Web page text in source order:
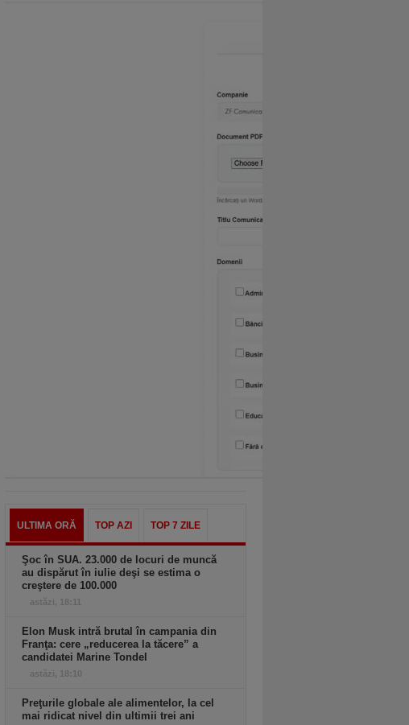
ULTIMA ORĂ TOP AZI TOP 7 ZILE
Şoc în SUA. 23.000 de locuri de muncă
au dispărut în iulie deşi se estima o
creştere de 100.000
astăzi, 18:11
Elon Musk intră brutal în campania din
Franţa: cere „reducerea la tăcere” a
candidatei Marine Tondel
astăzi, 18:10
Preţurile globale ale alimentelor, la cel
mai ridicat nivel din ultimii trei ani